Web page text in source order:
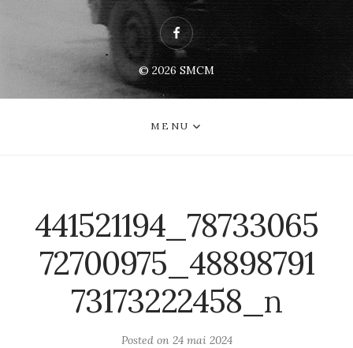
Facebook
© 2026 SMCM
MENU
441521194_78733065
72700975_48898791
73173222458_n
Posted on 24 mai 2024